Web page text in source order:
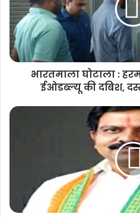
भारतमाला घोटाला :
ईओडब्ल्यू की दबिश,